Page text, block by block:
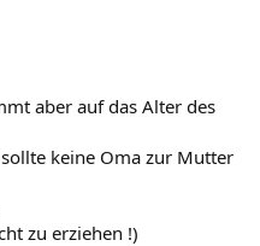
aber auf das Alter des
keine Oma zur Mutter
zu erziehen !)